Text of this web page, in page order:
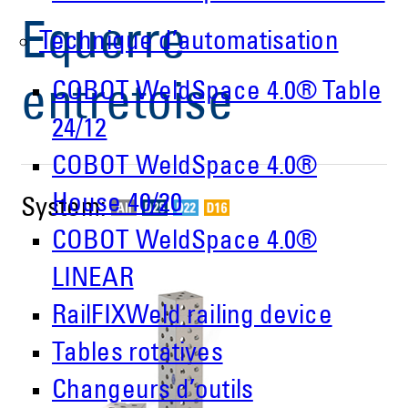
Technique d’automatisation
COBOT WeldSpace 4.0® Table
24/12
COBOT WeldSpace 4.0®
House 40/20
COBOT WeldSpace 4.0®
LINEAR
RailFIXWeld railing device
Tables rotatives
Changeurs d’outils
Equerre
entretoise
System: